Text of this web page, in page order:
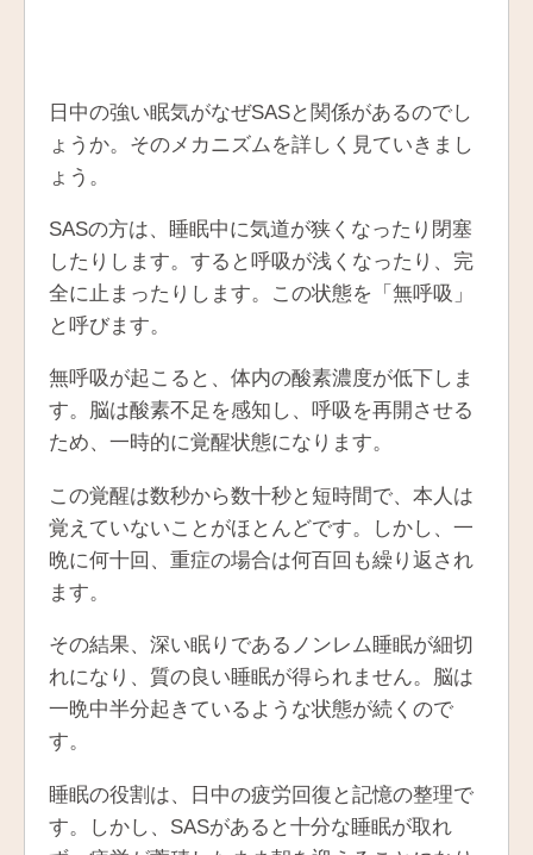
日中の強い眠気がなぜSASと関係があるのでし
ょうか。そのメカニズムを詳しく見ていきまし
ょう。
SASの方は、睡眠中に気道が狭くなったり閉塞
したりします。すると呼吸が浅くなったり、完
全に止まったりします。この状態を「無呼吸」
と呼びます。
無呼吸が起こると、体内の酸素濃度が低下しま
す。脳は酸素不足を感知し、呼吸を再開させる
ため、一時的に覚醒状態になります。
この覚醒は数秒から数十秒と短時間で、本人は
覚えていないことがほとんどです。しかし、一
晩に何十回、重症の場合は何百回も繰り返され
ます。
その結果、深い眠りであるノンレム睡眠が細切
れになり、質の良い睡眠が得られません。脳は
一晩中半分起きているような状態が続くので
す。
睡眠の役割は、日中の疲労回復と記憶の整理で
す。しかし、SASがあると十分な睡眠が取れ